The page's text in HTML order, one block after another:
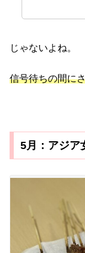
じゃないよね。
信号待ちの間に
5月：アジア